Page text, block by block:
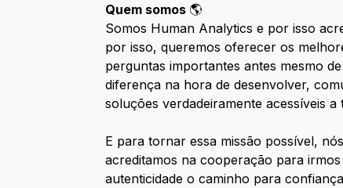
Quem somos 🌎
Somos Human Analytics e por isso
por isso, queremos oferecer os
perguntas importantes antes mesmo
diferença na hora de desenvolver,
soluções verdadeiramente acessíveis a
E para tornar essa missão possível,
acreditamos na cooperação para
autenticidade o caminho para